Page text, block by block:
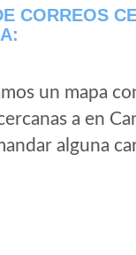
CORREOS
un mapa
a en
alguna